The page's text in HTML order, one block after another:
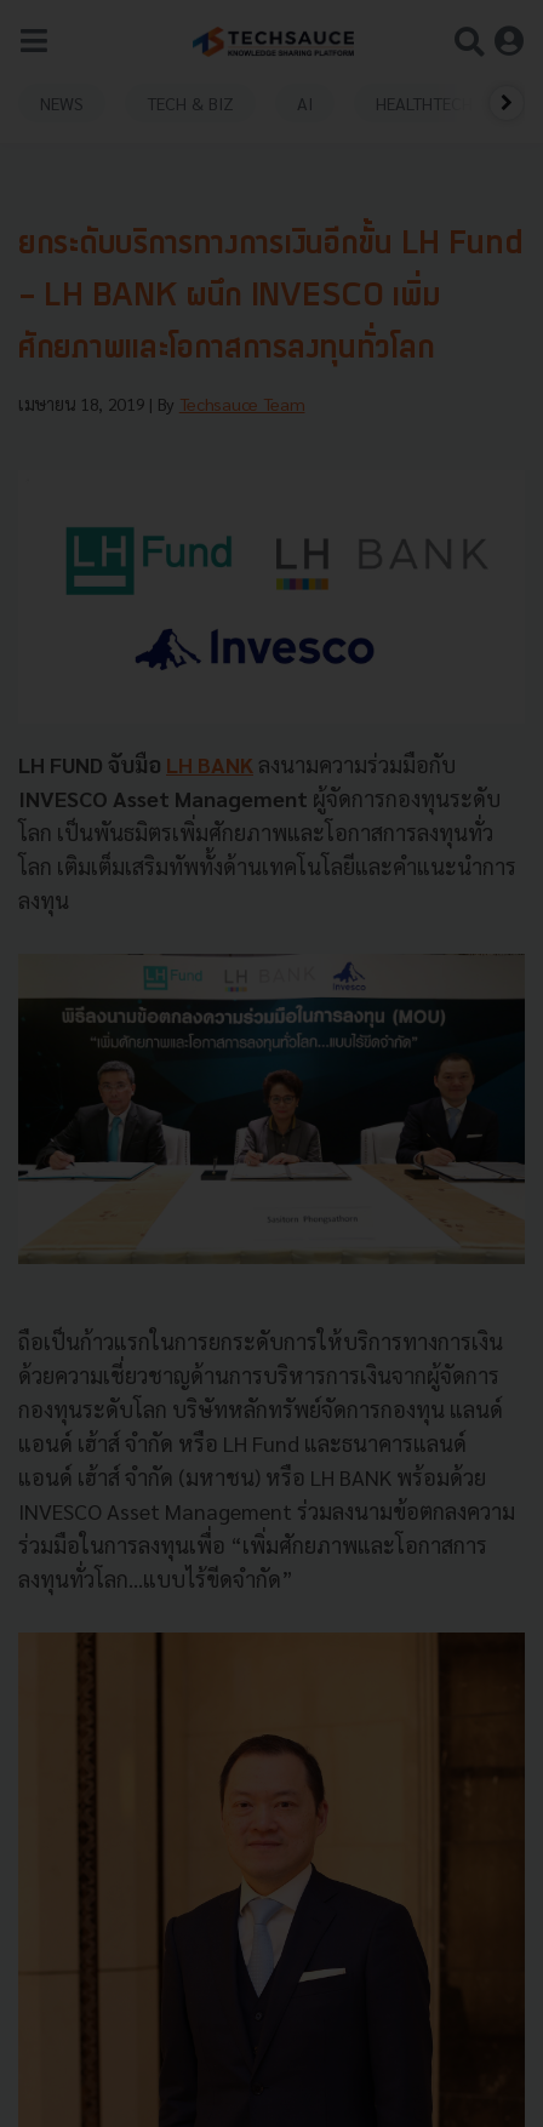
NEWS TECH & BIZ AI HEALTHTECH
ยกระดับบริการทางการเงินอีกขั้น LH Fund
- LH BANK ผนึก INVESCO เพิ่ม
ศักยภาพและโอกาสการลงทุนทั่วโลก
เมษายน 18, 2019 | By Techsauce Team
LH FUND จับมือ LH BANK ลงนามความร่วมมือกับ
INVESCO Asset Management ผู้จัดการกองทุนระดับ
โลก เป็นพันธมิตรเพิ่มศักยภาพและโอกาสการลงทุนทั่ว
โลก เติมเต็มเสริมทัพทั้งด้านเทคโนโลยีและคำแนะนำการ
ลงทุน
ถือเป็นก้าวแรกในการยกระดับการให้บริการทางการเงิน
ด้วยความเชี่ยวชาญด้านการบริหารการเงินจากผู้จัดการ
กองทุนระดับโลก บริษัทหลักทรัพย์จัดการกองทุน แลนด์
แอนด์ เฮ้าส์ จำกัด หรือ LH Fund และธนาคารแลนด์
แอนด์ เฮ้าส์ จำกัด (มหาชน) หรือ LH BANK พร้อมด้วย
INVESCO Asset Management ร่วมลงนามข้อตกลงความ
ร่วมมือในการลงทุนเพื่อ “เพิ่มศักยภาพและโอกาสการ
ลงทุนทั่วโลก...แบบไร้ขีดจำกัด”